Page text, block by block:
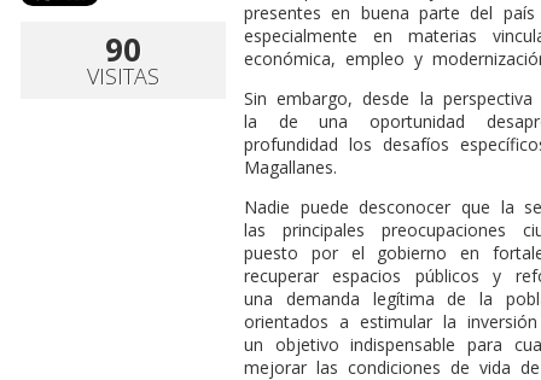
90
VISITAS
presentes en buena parte del
especialmente en materias
económica, empleo y
Sin embargo, desde la
la de una oportunidad
profundidad los desafíos
Magallanes.
Nadie puede desconocer que la
las principales preocupaciones
puesto por el gobierno en
recuperar espacios públicos y
una demanda legítima de la
orientados a estimular la
un objetivo indispensable para
mejorar las condiciones de vida